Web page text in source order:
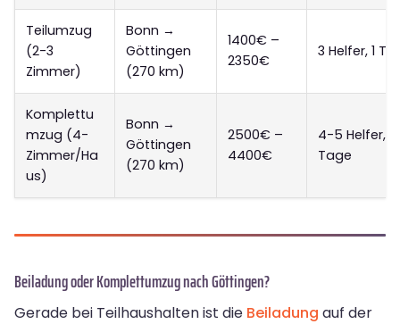
Teilumzug
(2-3
Zimmer)
Bonn →
Göttingen
(270 km)
1400€ –
2350€
3 Helfer, 1
Komplettu
mzug (4-
Zimmer/Ha
us)
Bonn →
Göttingen
(270 km)
2500€ –
4400€
4-5 Helfer,
Tage
Beiladung oder Komplettumzug nach Göttingen?
Gerade bei Teilhaushalten ist die Beiladung auf der